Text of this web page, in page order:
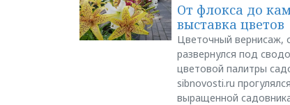
От флокса до
выставка цветов
Цветочный вернисаж,
развернулся под
цветовой палитры
sibnovosti.ru
выращенной